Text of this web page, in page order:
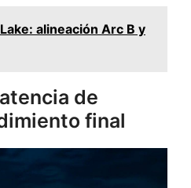
alineación Arc B y
de
final